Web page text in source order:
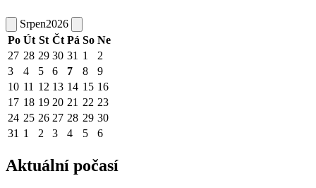
Srpen2026
Po Út St Čt Pá So Ne
27 28 29 30 31 1
2
3
4 5 6 7 8
9
10 11 12 13 14 15 16
17 18 19 20 21 22 23
24 25 26 27 28 29 30
31 1 2 3 4 5 6
Aktuální počasí